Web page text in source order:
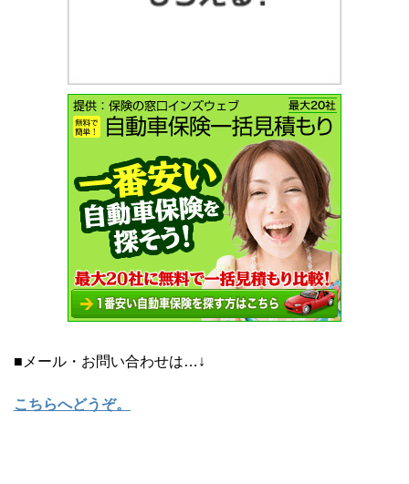
■メール・お問い合わせは…↓
こちらへどうぞ。